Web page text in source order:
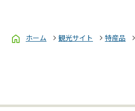
ホーム 観光サイト 特産品